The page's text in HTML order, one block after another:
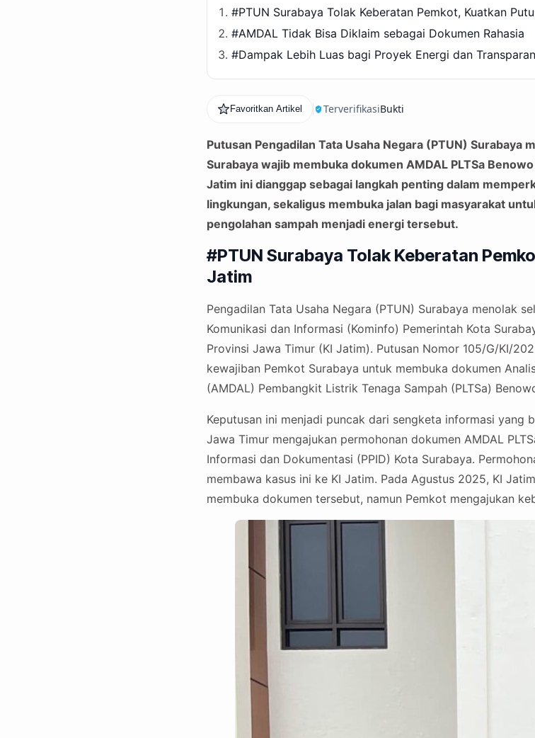
#PTUN Surabaya Tolak Keberatan Pemkot, Kuatkan
#AMDAL Tidak Bisa Diklaim sebagai Dokumen Rahasia
#Dampak Lebih Luas bagi Proyek Energi dan
Favoritkan Artikel TerverifikasiBukti
Putusan Pengadilan Tata Usaha Negara (PTUN) Surabaya
Surabaya wajib membuka dokumen AMDAL PLTSa
Jatim ini dianggap sebagai langkah penting dalam
lingkungan, sekaligus membuka jalan bagi masyarakat
pengolahan sampah menjadi energi tersebut.
#PTUN Surabaya Tolak Keberatan
Jatim
Pengadilan Tata Usaha Negara (PTUN) Surabaya menolak
Komunikasi dan Informasi (Kominfo) Pemerintah Kota
Provinsi Jawa Timur (KI Jatim). Putusan Nomor 105/G/KI/
kewajiban Pemkot Surabaya untuk membuka dokumen
(AMDAL) Pembangkit Listrik Tenaga Sampah (PLTSa)
Keputusan ini menjadi puncak dari sengketa informasi yang
Jawa Timur mengajukan permohonan dokumen AMDAL
Informasi dan Dokumentasi (PPID) Kota Surabaya.
membawa kasus ini ke KI Jatim. Pada Agustus 2025, KI
membuka dokumen tersebut, namun Pemkot mengajukan